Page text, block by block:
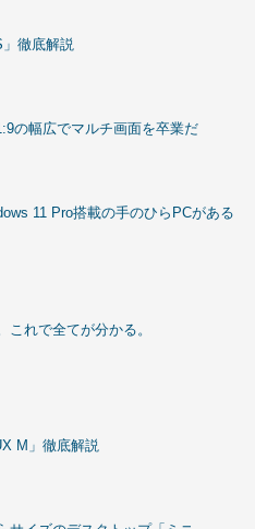
徹底解説
の幅広でマルチ画面を卒業だ
11 Pro搭載の手のひらPCがある
れで全てが分かる。
M」徹底解説